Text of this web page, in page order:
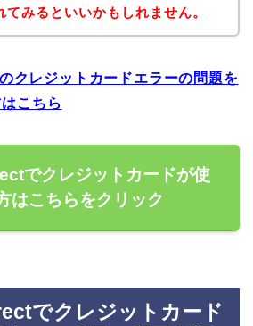
てみるといいかもしれません。
クレジットカードエラーの問題を
こちら
でクレジットカードが使
はこちらをクリック
でクレジットカード